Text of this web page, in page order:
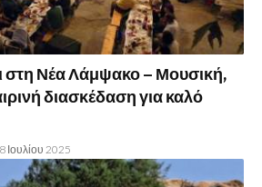
στη Νέα Λάμψακο – Μουσική,
διασκέδαση για καλό
Ιουλίου 2025